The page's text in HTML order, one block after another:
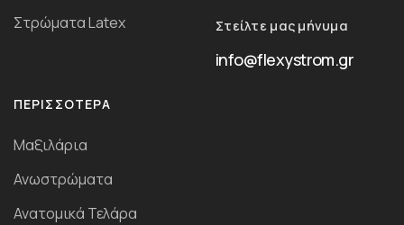
Στρώματα Latex
Στείλτε μας μήνυμα
info@flexystrom.gr
ΠΕΡΙΣΣΌΤΕΡΑ
Μαξιλάρια
Ανωστρώματα
Ανατομικά Τελάρα